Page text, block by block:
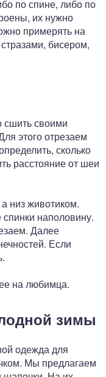
по спине, либо по
их нужно
примерять на
бисером,
своими
этого отрезаем
сколько
расстояние от шеи
низ животиком.
наполовину.
Далее
Если
на любимца.
зимы
одежда для
Мы предлагаем